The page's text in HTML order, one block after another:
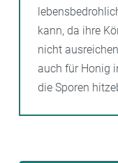
kann, da ihre
nicht
auch für Honig
die Sporen